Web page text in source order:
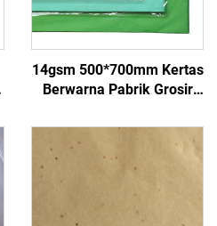
14gsm 500*700mm Kertas
Berwarna Pabrik Grosir
Hadiah Bunga Baju Sepatu
Kemasan Buah Makanan